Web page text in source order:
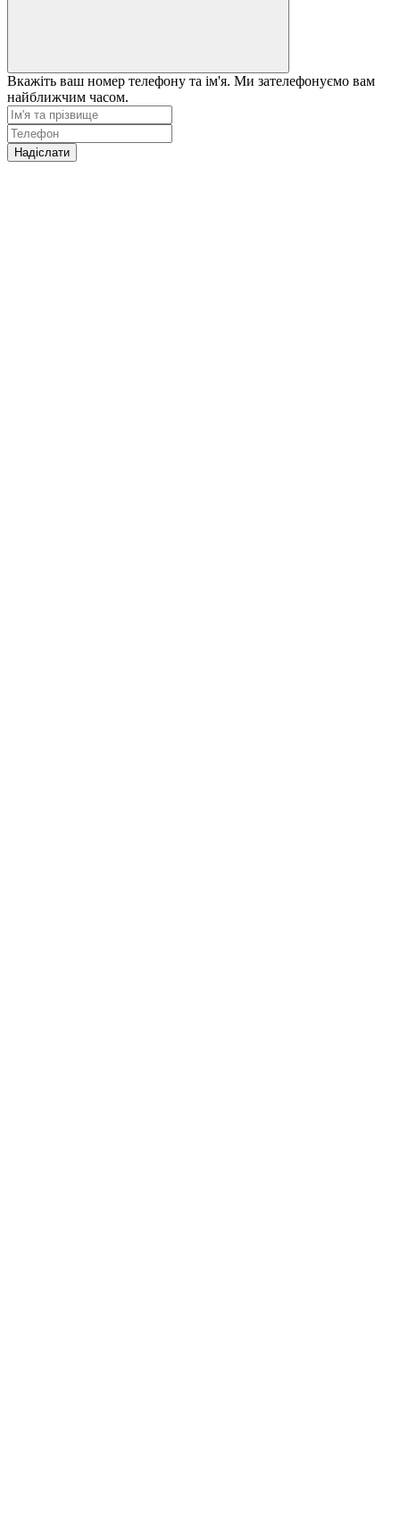
Вкажіть ваш номер телефону та ім'я. Ми зателефонуємо вам
найближчим часом.
Надіслати